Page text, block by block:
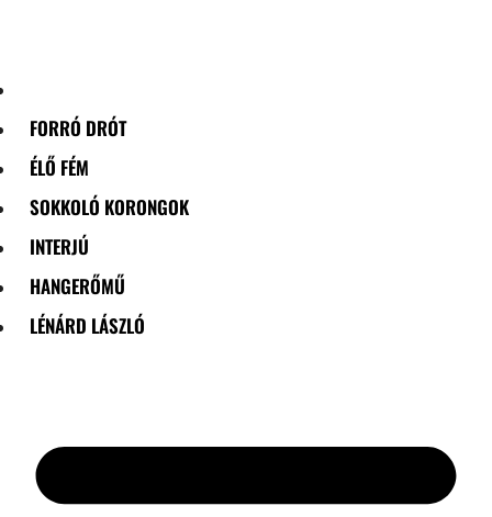
FORRÓ DRÓT
ÉLŐ FÉM
SOKKOLÓ KORONGOK
INTERJÚ
HANGERŐMŰ
LÉNÁRD LÁSZLÓ